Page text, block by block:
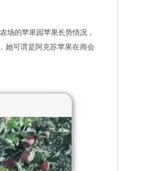
场的苹果园苹果长势情况，
她可谓是阿克苏苹果在商会